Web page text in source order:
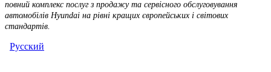
повний комплекс послуг з продажу та сервісного обслуговування
автомобілів Hyundai на рівні кращих європейських і світових
стандартів.
Русский